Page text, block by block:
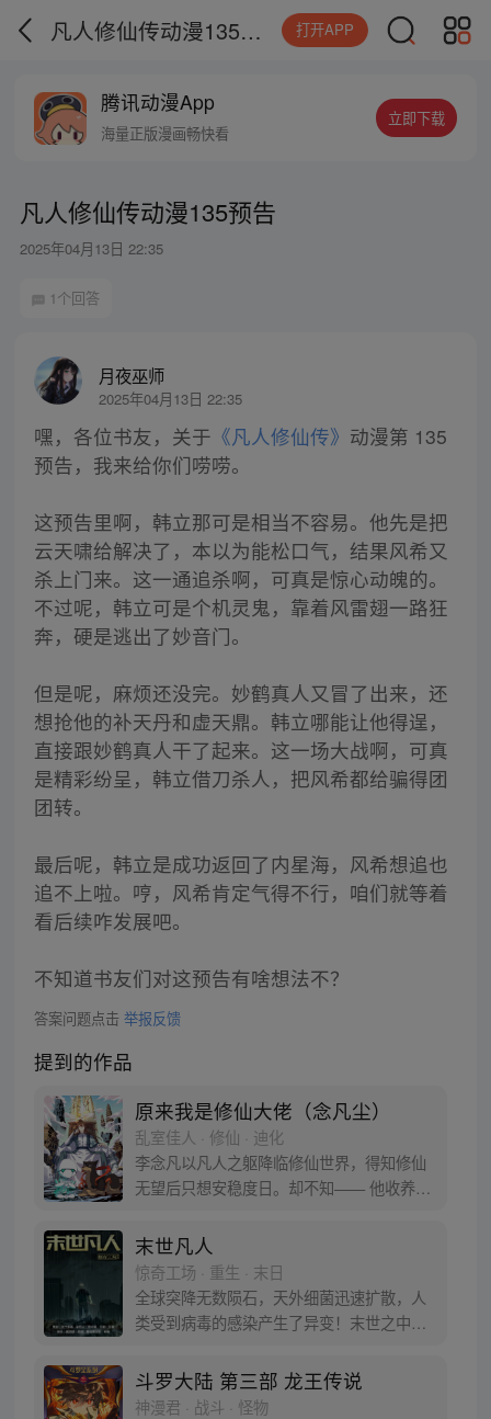
凡人修仙传动漫135预告 打开APP
腾讯动漫App
海量正版漫画畅快看
立即下载
凡人修仙传动漫135预告
2025年04月13日 22:35
1个回答
月夜巫师
2025年04月13日 22:35
嘿，各位书友，关于 《凡人修仙传》 动漫第 135
预告，我来给你们唠唠。
这预告里啊，韩立那可是相当不容易。他先是把
云天啸给解决了，本以为能松口气，结果风希又
杀上门来。这一通追杀啊，可真是惊心动魄的。
不过呢，韩立可是个机灵鬼，靠着风雷翅一路狂
奔，硬是逃出了妙音门。
但是呢，麻烦还没完。妙鹤真人又冒了出来，还
想抢他的补天丹和虚天鼎。韩立哪能让他得逞，
直接跟妙鹤真人干了起来。这一场大战啊，可真
是精彩纷呈，韩立借刀杀人，把风希都给骗得团
团转。
最后呢，韩立是成功返回了内星海，风希想追也
追不上啦。哼，风希肯定气得不行，咱们就等着
看后续咋发展吧。
不知道书友们对这预告有啥想法不？
答案问题点击 举报反馈
提到的作品
原来我是修仙大佬（念凡尘）
乱室佳人 · 修仙 · 迪化
李念凡以凡人之躯降临修仙世界，得知修仙
无望后只想安稳度日。却不知—— 他收养的
王，镇压一方世界。 他屋后栽种的树木，因
为听他弹琴奏曲，成为世界之树，撑起天地
桥梁。 他遇到的一个路人，因为受他随口点
化，成为仙道圣人，引领一个时代…… 改编
自小说【原来我是修仙大佬】
末世凡人
惊奇工场 · 重生 · 末日
全球突降无数陨石，天外细菌迅速扩散，人
类受到病毒的感染产生了异变！末世之中，
斗罗大陆 第三部 龙王传说
神漫君 · 战斗 · 怪物